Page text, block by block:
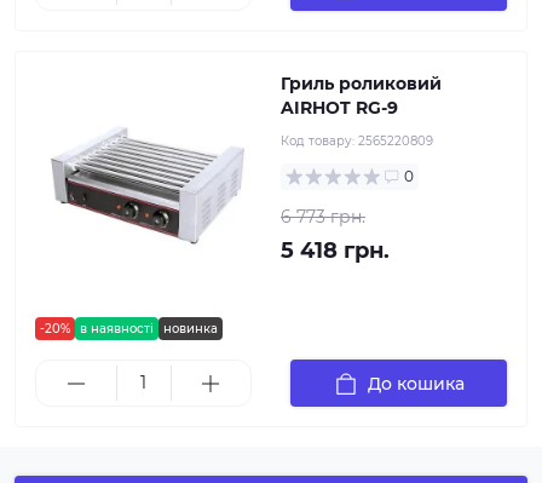
-20% в наявності новинка
Гриль роликовий
AIRHOT RG-9
Код товару: 2565220809
0
6 773 грн.
5 418 грн.
До кошика